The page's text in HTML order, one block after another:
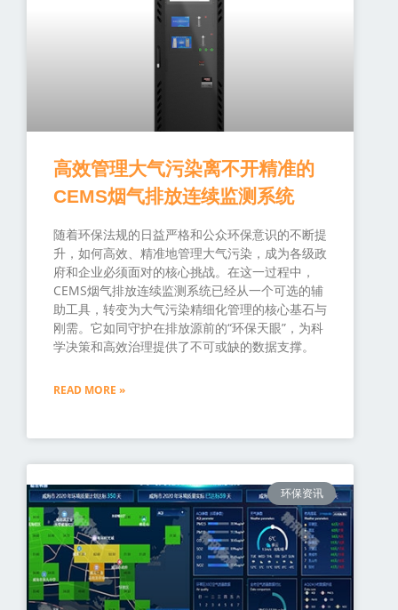
高效管理大气污染离不开精准的
CEMS烟气排放连续监测系统
随着环保法规的日益严格和公众环保意识的不断提
升，如何高效、精准地管理大气污染，成为各级政
府和企业必须面对的核心挑战。在这一过程中，
CEMS烟气排放连续监测系统已经从一个可选的辅
助工具，转变为大气污染精细化管理的核心基石与
刚需。它如同守护在排放源前的“环保天眼”，为科
学决策和高效治理提供了不可或缺的数据支撑。
READ MORE »
环保资讯